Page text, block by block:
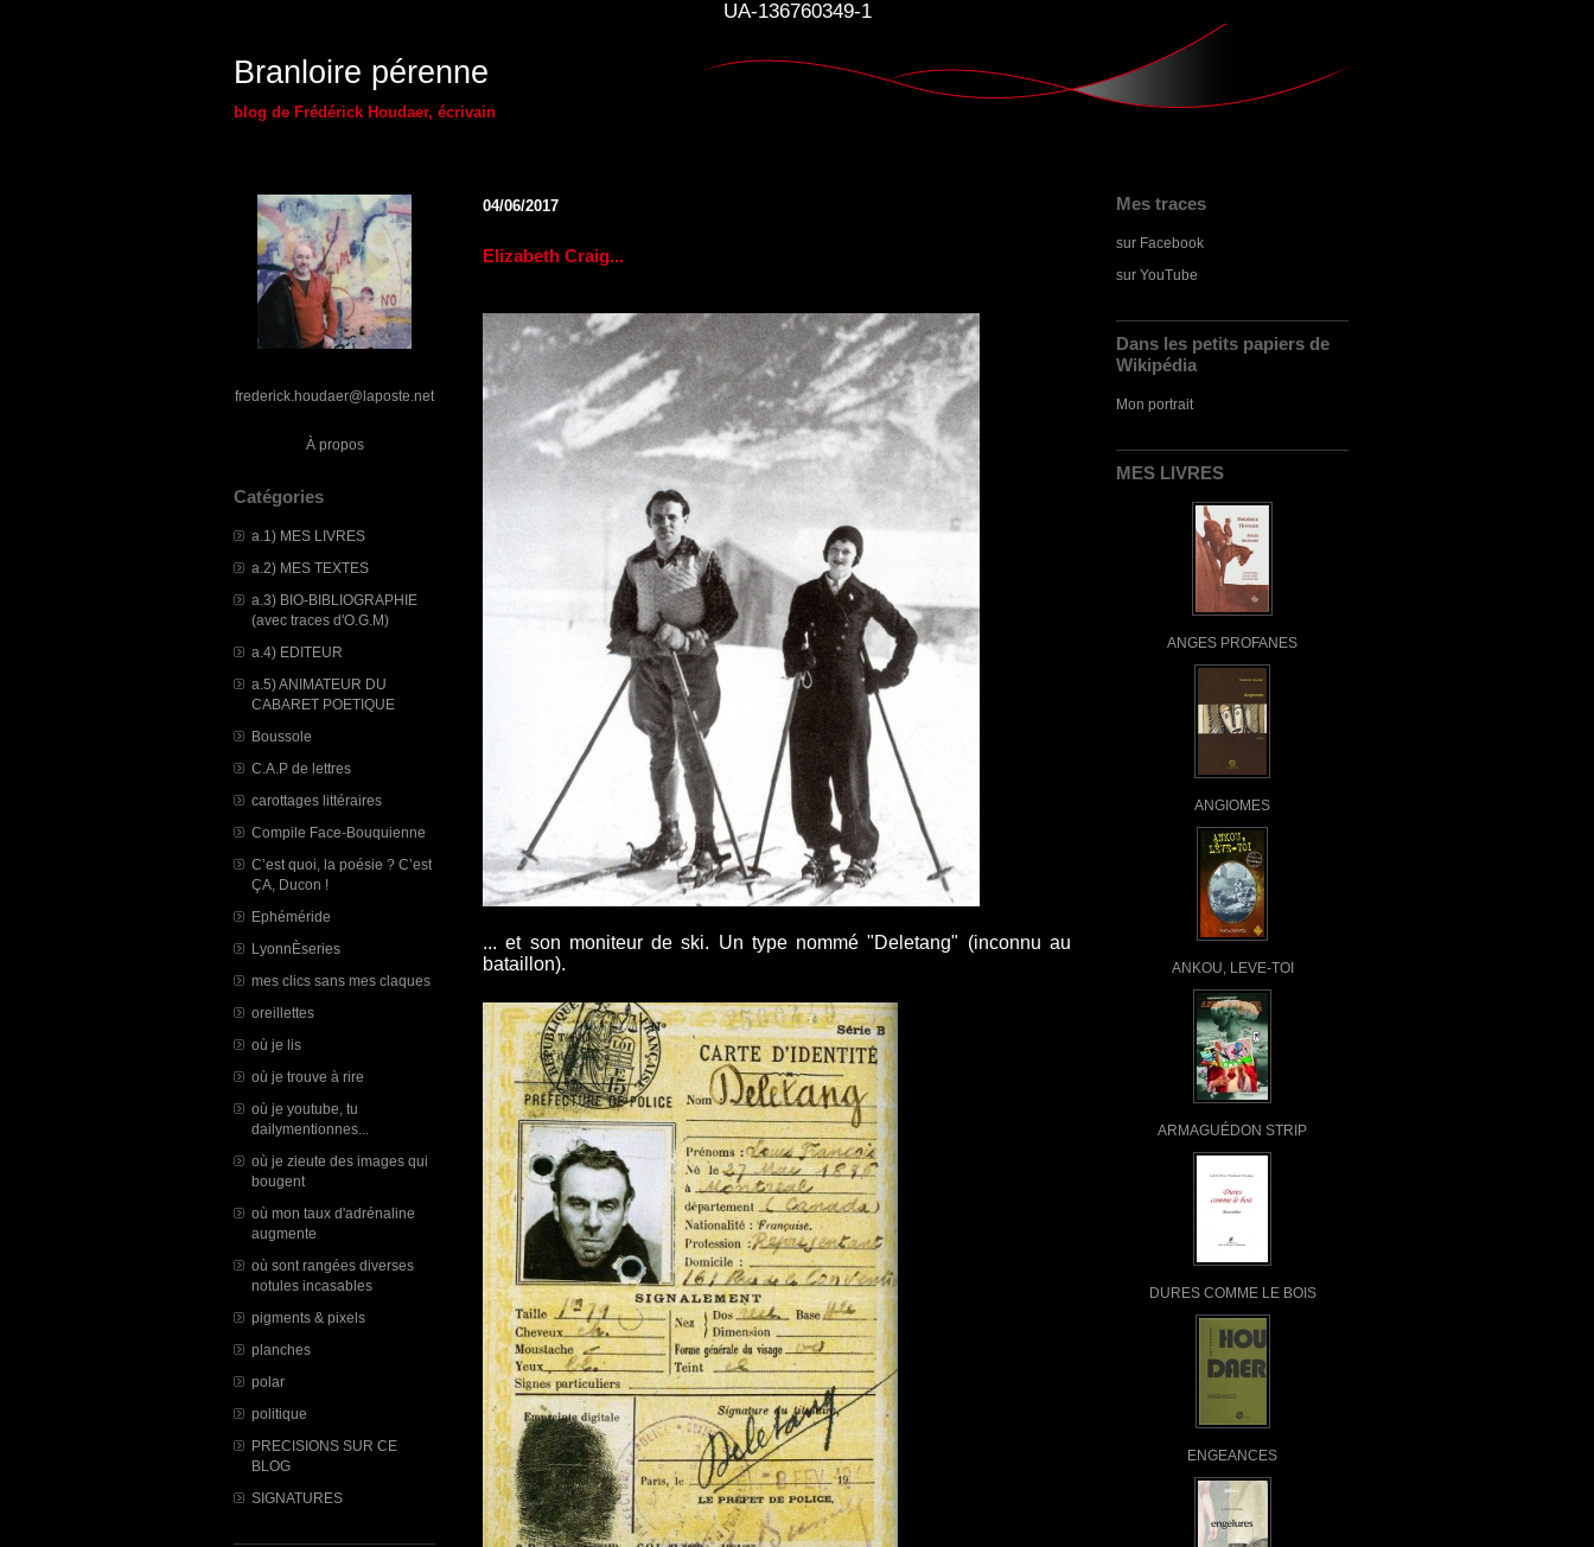
UA-136760349-1
Branloire pérenne
blog de Frédérick Houdaer, écrivain
frederick.houdaer@laposte.net
À propos
Catégories
a.1) MES LIVRES
a.2) MES TEXTES
a.3) BIO-BIBLIOGRAPHIE
(avec traces d'O.G.M)
a.4) EDITEUR
a.5) ANIMATEUR DU
CABARET POETIQUE
Boussole
C.A.P de lettres
carottages littéraires
Compile Face-Bouquienne
C’est quoi, la poésie ? C’est
ÇA, Ducon !
Ephéméride
LyonnÈseries
mes clics sans mes claques
oreillettes
où je lis
où je trouve à rire
où je youtube, tu
dailymentionnes...
où je zieute des images qui
bougent
où mon taux d'adrénaline
augmente
où sont rangées diverses
notules incasables
pigments & pixels
planches
polar
politique
PRECISIONS SUR CE
BLOG
SIGNATURES
Mes traces
sur Facebook
sur YouTube
Dans les petits papiers de
Wikipédia
Mon portrait
MES LIVRES
ANGES PROFANES
ANGIOMES
ANKOU, LEVE-TOI
ARMAGUÉDON STRIP
DURES COMME LE BOIS
ENGEANCES
04/06/2017
Elizabeth Craig...
... et son moniteur de ski. Un type nommé "Deletang" (inconnu au
bataillon).